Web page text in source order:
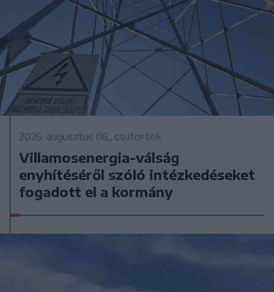
2026. augusztus 06., csütörtök
Villamosenergia-válság
enyhítéséről szóló intézkedéseket
fogadott el a kormány